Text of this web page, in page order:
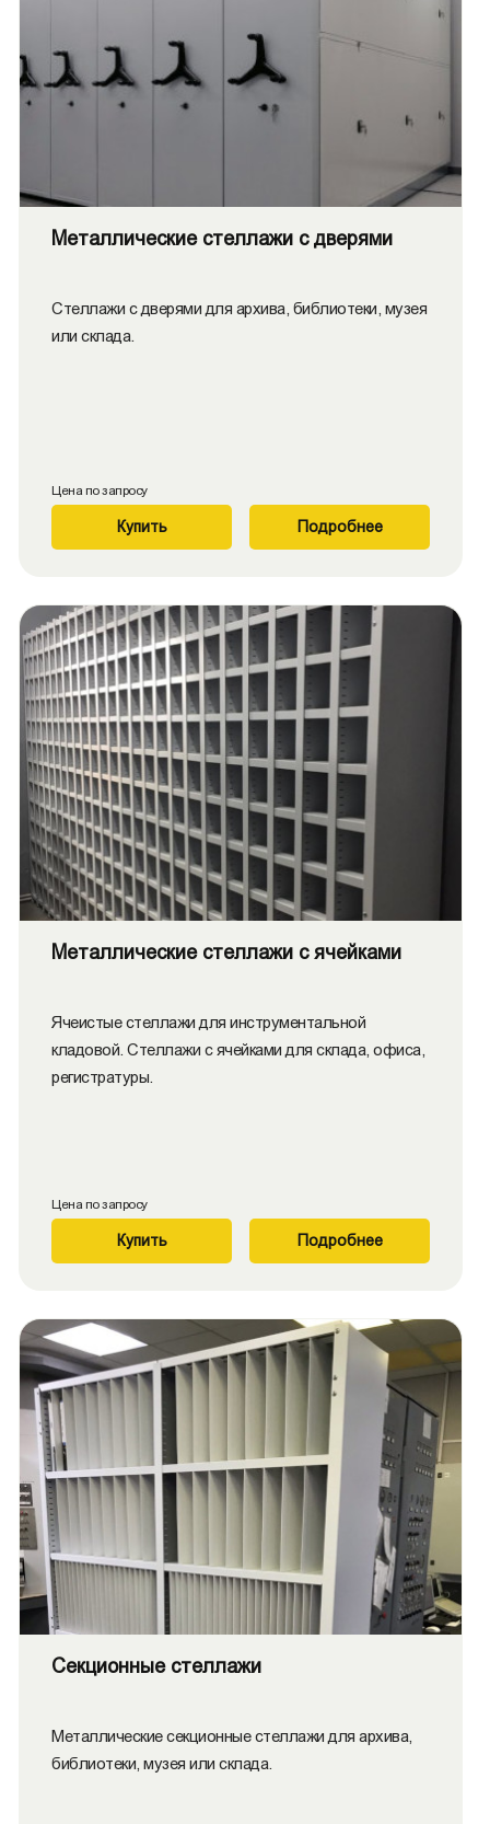
Металлические cтеллажи с дверями
Стеллажи с дверями для архива, библиотеки, музея
или склада.
Цена по запросу
Купить Подробнее
Металлические стеллажи с ячейками
Ячеистые стеллажи для инструментальной
кладовой. Стеллажи с ячейками для склада, офиса,
регистратуры.
Цена по запросу
Купить Подробнее
Секционные стеллажи
Металлические секционные стеллажи для архива,
библиотеки, музея или склада.